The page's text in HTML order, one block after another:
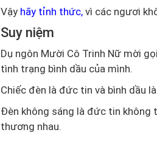
Vậy hãy tỉnh thức, vì các ngươi
Suy niệm
Dụ ngôn Mười Cô Trinh Nữ mời
tình trạng bình dầu của mình.
Chiếc đèn là đức tin và bình dầu
Đèn không sáng là đức tin không
thương nhau.